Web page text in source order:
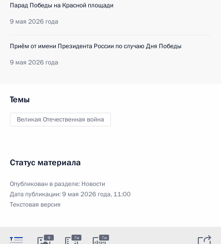
Парад Победы на Красной площади
9 мая 2026 года
Приём от имени Президента России по случаю Дня Победы
9 мая 2026 года
Темы
Великая Отечественная война
Статус материала
Опубликован в разделе: Новости
Дата публикации:9 мая 2026 года, 11:00
Текстовая версия
9 7м 7м